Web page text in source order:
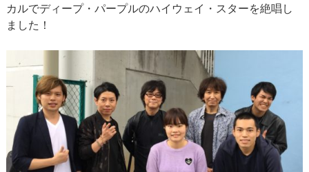
カルでディープ・パープルのハイウェイ・スターを絶唱し
ました！